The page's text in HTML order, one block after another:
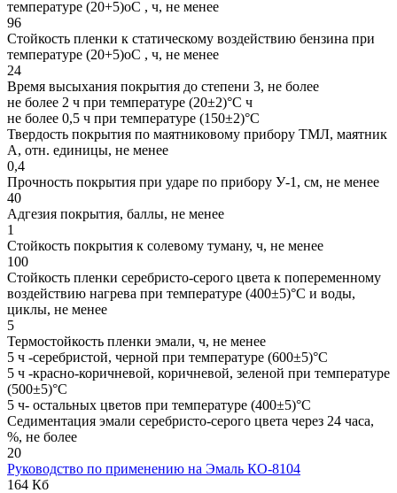
температуре (20+5)оС , ч, не менее
96
Стойкость пленки к статическому воздействию бензина при
температуре (20+5)оС , ч, не менее
24
Время высыхания покрытия до степени 3, не более
не более 2 ч при температуре (20±2)°С ч
не более 0,5 ч при температуре (150±2)°С
Твердость покрытия по маятниковому прибору ТМЛ, маятник
А, отн. единицы, не менее
0,4
Прочность покрытия при ударе по прибору У-1, см, не менее
40
Адгезия покрытия, баллы, не менее
1
Стойкость покрытия к солевому туману, ч, не менее
100
Стойкость пленки серебристо-серого цвета к попеременному
воздействию нагрева при температуре (400±5)°С и воды,
циклы, не менее
5
Термостойкость пленки эмали, ч, не менее
5 ч -серебристой, черной при температуре (600±5)°С
5 ч -красно-коричневой, коричневой, зеленой при температуре
(500±5)°С
5 ч- остальных цветов при температуре (400±5)°С
Седиментация эмали серебристо-серого цвета через 24 часа,
%, не более
20
Руководство по применению на Эмаль КО-8104
164 Кб